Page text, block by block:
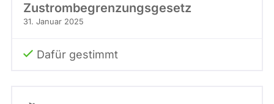
Zustrombegrenzungsgesetz
31. Januar 2025
Dafür gestimmt